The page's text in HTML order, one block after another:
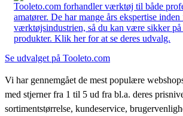
Tooleto.com forhandler værktøj til både
amatører. De har mange års ekspertise inden
værktøjsindustrien, så du kan være sikker på
produkter. Klik her for at se deres udvalg.
Se udvalget på Tooleto.com
Vi har gennemgået de mest populære
med stjerner fra 1 til 5 ud fra bl.a. deres
sortimentstørrelse, kundeservice,